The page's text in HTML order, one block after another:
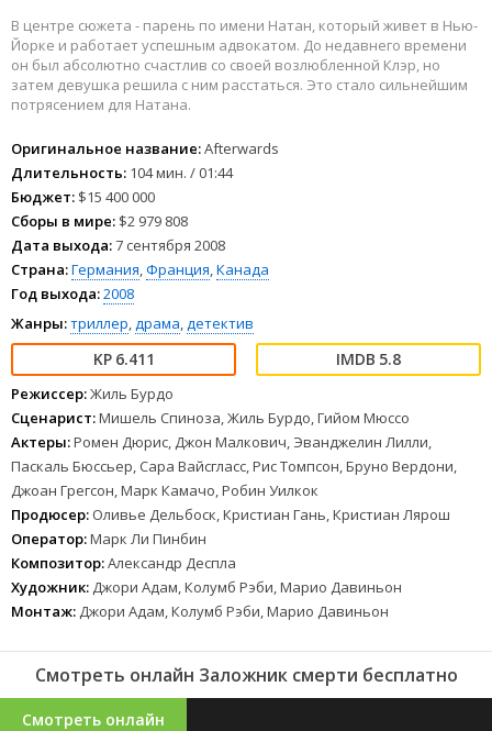
В центре сюжета - парень по имени Натан, который живет в Нью-
Йорке и работает успешным адвокатом. До недавнего времени
он был абсолютно счастлив со своей возлюбленной Клэр, но
затем девушка решила с ним расстаться. Это стало сильнейшим
потрясением для Натана.
Оригинальное название:Afterwards
Длительность: 104 мин. / 01:44
Бюджет: $15 400 000
Сборы в мире: $2 979 808
Дата выхода:7 сентября 2008
Страна:Германия,Франция,Канада
Год выхода:2008
Жанры:триллер,драма,детектив
6.411 5.8
Режиссер:Жиль Бурдо
Сценарист:Мишель Спиноза, Жиль Бурдо, Гийом Мюссо
Актеры:Ромен Дюрис, Джон Малкович, Эванджелин Лилли,
Паскаль Бюссьер, Сара Вайсгласс, Рис Томпсон, Бруно Вердони,
Джоан Грегсон, Марк Камачо, Робин Уилкок
Продюсер: Оливье Дельбоск, Кристиан Гань, Кристиан Лярош
Оператор:Марк Ли Пинбин
Композитор:Александр Деспла
Художник: Джори Адам, Колумб Рэби, Марио Давиньон
Монтаж: Джори Адам, Колумб Рэби, Марио Давиньон
Смотреть онлайн Заложник смерти бесплатно
Смотреть онлайн